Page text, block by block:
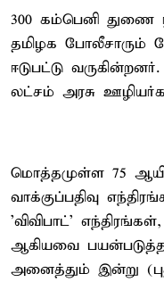
300 கம்பெனி துணை
தமிழக போலீசாரும்
ஈடுபட்டு
லட்சம் அரசு
மொத்தமுள்ள 75
வாக்குப்பதிவு
'விவிபாட்'
ஆகியவை
அனைத்தும் இன்று